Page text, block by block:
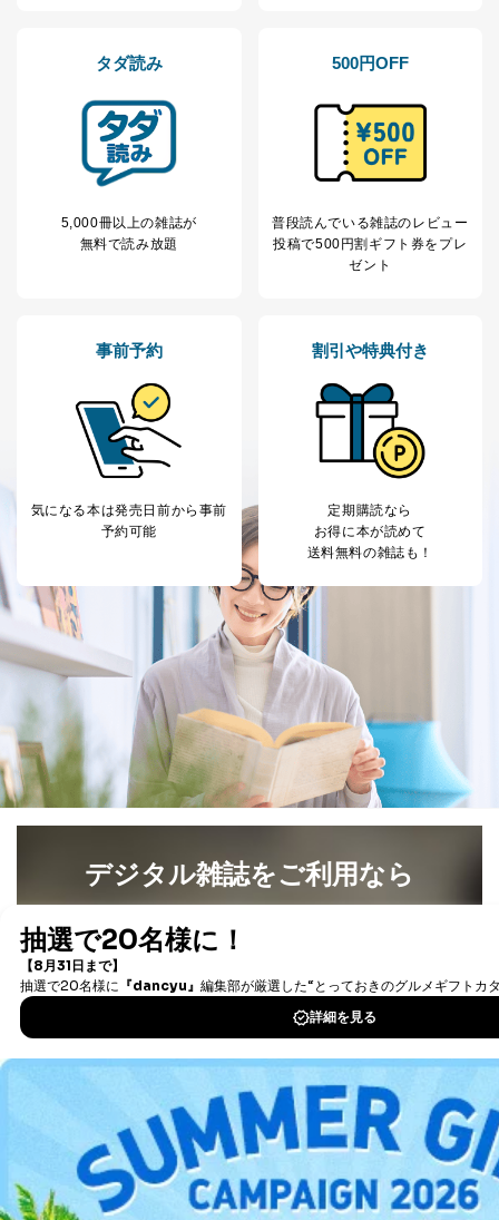
４．開示対象個人情報の「開示」「訂正」等の請求につ
当社は、本人から、開示対象個人情報について利用目的
の通知を求められた場合には、遅滞なくこれに応じま
す。ただし、以下①～④のいずれかに該当する場合は、
利用目的の通知を行なうことはできません。そのとき
説明させていただきます。
①利用目的を本人に通知し、又は公表することによって
本人又は第三者の生命、身体、財産その他の権利利益を
することに対して協力する必要がある場合であって、利
用目的を本人に通知し、又は公表することによって当該
事務の遂行に支障を及ぼすおそれがあるとき
④開示対象個人情報の利用目的が明らかな場合
開示対象個人情報については、保有個人データの本人ま
たはその代理人からの利用目的の通知、開示、変更等
（内容の訂正、追加または削除）、利用停止等（「利用
の停止または消去」「第三者への提供の停止」）の求め
に対応させていただいております。 当社顧客の皆様の
個人情報は「マイページ」にログインしていただくこと
で、訂正、追加、変更を行っていただくことが出来ま
す。マイページをご利用いただけない方、その他の方に
つきましては、下記Aをご覧ください。 また、ご登録い
ただいた個人情報のうち、市町村などの名称および郵便
番号、金融機関の名称あるいはクレジットカードの有効
期限など、商品のお届けやご請求を行う上で支障がある
情報に変更があった場合には、当社が登録情報を変更さ
せていただく場合があります。
し付けください。開示等の求めに際して提出していただ
く書面等については、その際にご案内いたします。
■電話による場合
TEL:0570-200-223
株式会社富士山マガジンサービス 個人情報問い合わせ
係
受付時間：10:00～17:00（土、日、祝、年末年始休業）
B.開示等の対応に際して、以下記載の項目のうち2項目
以上での本人確認を実施させていただきます。
商品を購入された個人のお客様：氏名、住所、電話番
号、顧客番号、メールアドレス
商品を購入された法人のお客様：氏名、会社名、部署
タダ読み
5,000冊以上の雑誌が
無料で読み放題
500円OFF
普段読んでいる雑誌のレビュー
投稿で500円割ギフト券をプレ
ゼント
事前予約
気になる本は発売日前から事前
予約可能
割引や特典付き
定期購読なら
お得に本が読めて
送料無料の雑誌も！
デジタル雑誌をご利用なら
書籍）が無料で読み放題！
DOWNLOAD FOR IOS
DOWNLOAD FOR ANDROID
ご利用方法はこちら